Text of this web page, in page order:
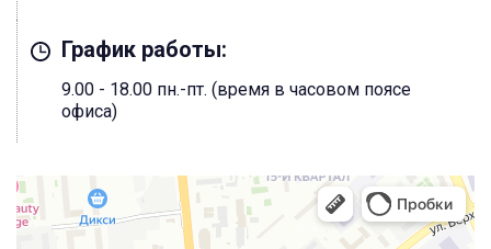
График работы:
9.00 - 18.00 пн.-пт. (время в часовом поясе
офиса)